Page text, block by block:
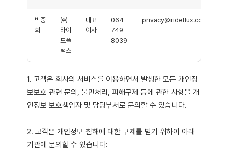
박중
희
㈜
라이
드플
럭스
대표
이사
064-
749-
8039
privacy@rideflux.com
1. 고객은 회사의 서비스를 이용하면서 발생한 모든 개인정
보보호 관련 문의, 불만처리, 피해구제 등에 관한 사항을 개
인정보 보호책임자 및 담당부서로 문의할 수 있습니다.
2. 고객은 개인정보 침해에 대한 구제를 받기 위하여 아래
기관에 문의할 수 있습니다: